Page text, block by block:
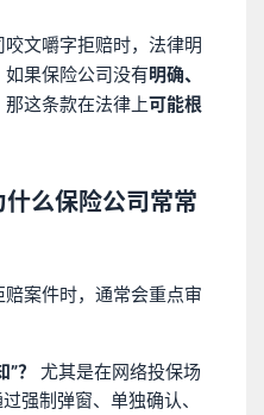
文嚼字拒赔时，法律明
果保险公司没有明确、
这条款在法律上可能根
么保险公司常常
案件时，通常会重点审
？
尤其是在网络投保场
强制弹窗、单独确认、